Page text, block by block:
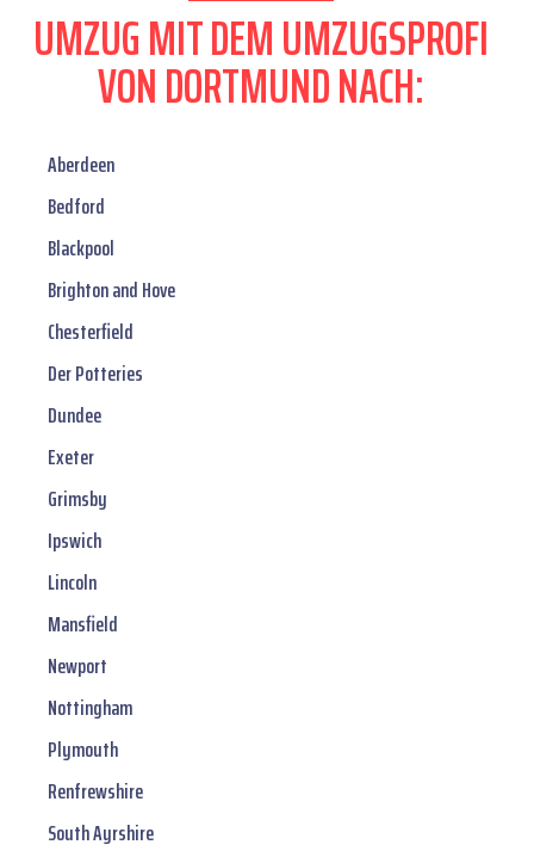
UMZUG MIT DEM UMZUGSPROFI
VON DORTMUND NACH:
Aberdeen
Bedford
Blackpool
Brighton and Hove
Chesterfield
Der Potteries
Dundee
Exeter
Grimsby
Ipswich
Lincoln
Mansfield
Newport
Nottingham
Plymouth
Renfrewshire
South Ayrshire